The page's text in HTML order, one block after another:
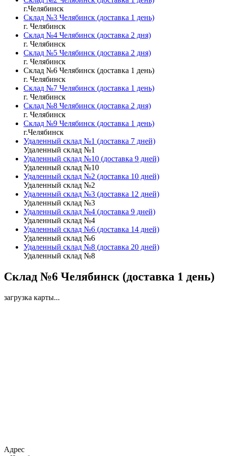
г.Челябинск
Склад №3 Челябинск (доставка 1 день)
г. Челябинск
Склад №4 Челябинск (доставка 2 дня)
г. Челябинск
Склад №5 Челябинск (доставка 2 дня)
г. Челябинск
Склад №6 Челябинск (доставка 1 день)
г. Челябинск
Склад №7 Челябинск (доставка 1 день)
г. Челябинск
Склад №8 Челябинск (доставка 2 дня)
г. Челябинск
Склад №9 Челябинск (доставка 1 день)
г.Челябинск
Удаленный склад №1 (доставка 7 дней)
Удаленный склад №1
Удаленный склад №10 (доставка 9 дней)
Удаленный склад №10
Удаленный склад №2 (доставка 10 дней)
Удаленный склад №2
Удаленный склад №3 (доставка 12 дней)
Удаленный склад №3
Удаленный склад №4 (доставка 9 дней)
Удаленный склад №4
Удаленный склад №6 (доставка 14 дней)
Удаленный склад №6
Удаленный склад №8 (доставка 20 дней)
Удаленный склад №8
Склад №6 Челябинск (доставка 1 день)
загрузка карты...
Адрес